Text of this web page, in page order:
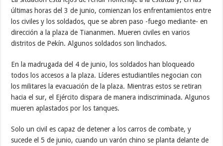
últimas horas del 3 de junio, comienzan los enfrentamientos entre
los civiles y los soldados, que se abren paso -fuego mediante- en
dirección a la plaza de Tiananmen. Mueren civiles en varios
distritos de Pekín. Algunos soldados son linchados.
En la madrugada del 4 de junio, los soldados han bloqueado
todos los accesos a la plaza. Líderes estudiantiles negocian con
los militares la evacuación de la plaza. Mientras estos se retiran
hacia el sur, el Ejército dispara de manera indiscriminada. Algunos
mueren aplastados por los tanques.
Solo un civil es capaz de detener a los carros de combate, y
sucede el 5 de junio, cuando un varón chino se planta delante de